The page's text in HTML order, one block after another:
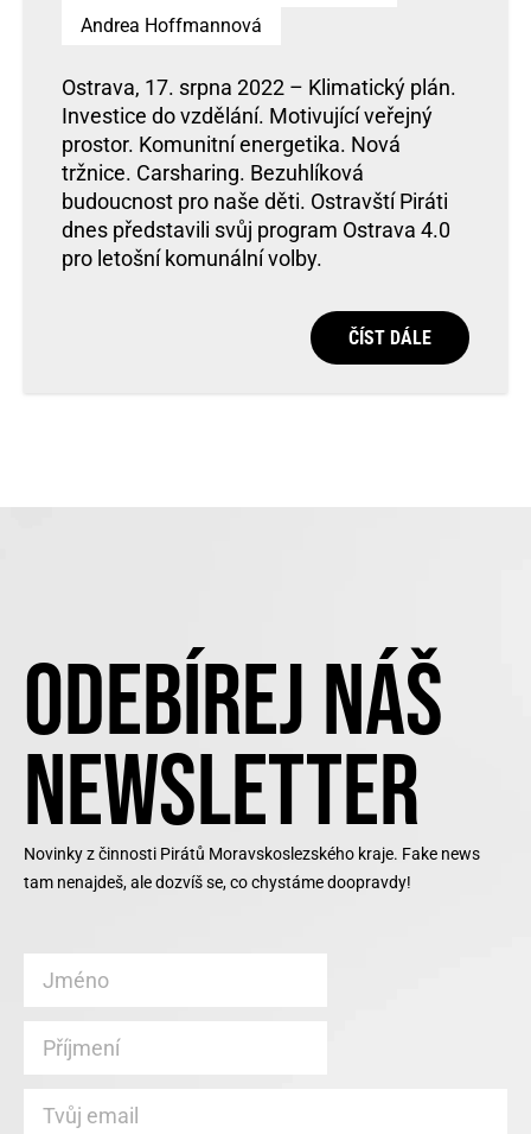
Andrea Hoffmannová
Ostrava, 17. srpna 2022 – Klimatický plán.
Investice do vzdělání. Motivující veřejný
prostor. Komunitní energetika. Nová
tržnice. Carsharing. Bezuhlíková
budoucnost pro naše děti. Ostravští Piráti
dnes představili svůj program Ostrava 4.0
pro letošní komunální volby.
ČÍST DÁLE
ODEBÍREJ NÁŠ
NEWSLETTER
Novinky z činnosti Pirátů Moravskoslezského kraje. Fake news
tam nenajdeš, ale dozvíš se, co chystáme doopravdy!